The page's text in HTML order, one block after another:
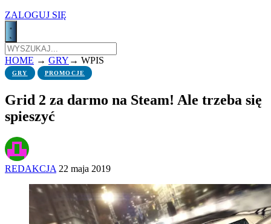
ZALOGUJ SIĘ
HOME → GRY → WPIS
GRY PROMOCJE
Grid 2 za darmo na Steam! Ale trzeba się
spieszyć
REDAKCJA 22 maja 2019